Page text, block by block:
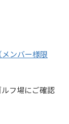
ンバー様限
フ場にご確認